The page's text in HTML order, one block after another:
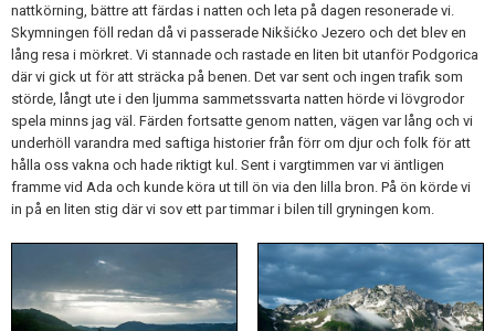
nattkörning, bättre att färdas i natten och leta på dagen resonerade vi.
Skymningen föll redan då vi passerade Nikšićko Jezero och det blev en
lång resa i mörkret. Vi stannade och rastade en liten bit utanför Podgorica
där vi gick ut för att sträcka på benen. Det var sent och ingen trafik som
störde, långt ute i den ljumma sammetssvarta natten hörde vi lövgrodor
spela minns jag väl. Färden fortsatte genom natten, vägen var lång och vi
underhöll varandra med saftiga historier från förr om djur och folk för att
hålla oss vakna och hade riktigt kul. Sent i vargtimmen var vi äntligen
framme vid Ada och kunde köra ut till ön via den lilla bron. På ön körde vi
in på en liten stig där vi sov ett par timmar i bilen till gryningen kom.